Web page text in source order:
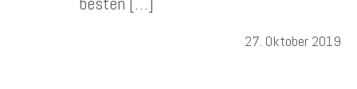
27. Oktober 2019